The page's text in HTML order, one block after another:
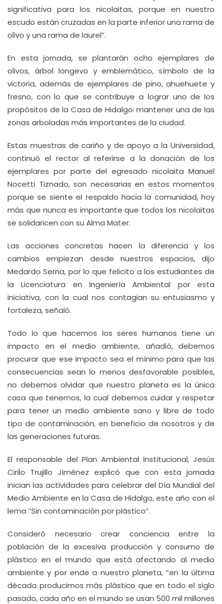
significativa para los nicolaitas, porque en nuestro
escudo están cruzadas en la parte inferior una rama de
olivo y una rama de laurel”.
En esta jornada, se plantarán ocho ejemplares de
olivos, árbol longevo y emblemático, símbolo de la
victoria, además de ejemplares de pino, ahuehuete y
fresno, con lo que se contribuye a lograr uno de los
propósitos de la Casa de Hidalgo: mantener una de las
zonas arboladas más importantes de la ciudad.
Estas muestras de cariño y de apoyo a la Universidad,
continuó el rector al referirse a la donación de los
ejemplares por parte del egresado nicolaita Manuel
Nocetti Tiznado, son necesarias en estos momentos
porque se siente el respaldo hacia la comunidad, hoy
más que nunca es importante que todos los nicolaitas
se solidaricen con su Alma Mater.
Las acciones concretas hacen la diferencia y los
cambios empiezan desde nuestros espacios, dijo
Medardo Serna, por lo que felicito a los estudiantes de
la Licenciatura en Ingeniería Ambiental por esta
iniciativa, con la cual nos contagian su entusiasmo y
fortaleza, señaló.
Todo lo que hacemos los seres humanos tiene un
impacto en el medio ambiente, añadió, debemos
procurar que ese impacto sea el mínimo para que las
consecuencias sean lo menos desfavorable posibles,
no debemos olvidar que nuestro planeta es la única
casa que tenemos, la cual debemos cuidar y respetar
para tener un medio ambiente sano y libre de todo
tipo de contaminación, en beneficio de nosotros y de
las generaciones futuras.
El responsable del Plan Ambiental Institucional, Jesús
Cirilo Trujillo Jiménez explicó que con esta jornada
inician las actividades para celebrar del Día Mundial del
Medio Ambiente en la Casa de Hidalgo, este año con el
lema “Sin contaminación por plástico”.
Consideró necesario crear conciencia entre la
población de la excesiva producción y consumo de
plástico en el mundo que está afectando al medio
ambiente y por ende a nuestro planeta, “en la última
década producimos más plástico que en todo el siglo
pasado, cada año en el mundo se usan 500 mil millones